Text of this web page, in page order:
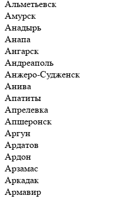
Альметьевск
Амурск
Анадырь
Анапа
Ангарск
Андреаполь
Анжеро-Судженск
Анива
Апатиты
Апрелевка
Апшеронск
Аргун
Ардатов
Ардон
Арзамас
Аркадак
Армавир